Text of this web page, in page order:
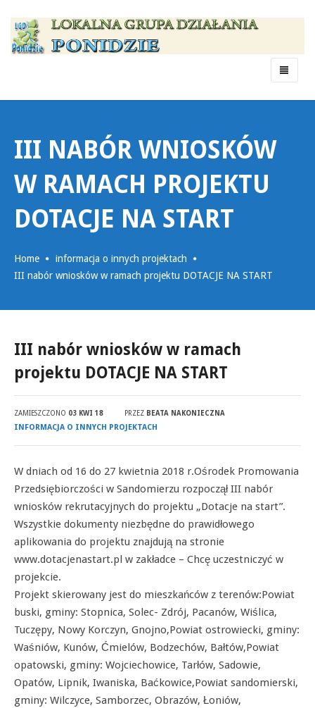
Menu
III NABÓR WNIOSKÓW
W RAMACH PROJEKTU
DOTACJE NA START
Home
informacja o innych projektach
III nabór wniosków w ramach projektu DOTACJE NA START
III nabór wniosków w ramach
projektu DOTACJE NA START
ZAMIESZCZONO 03 KWI 18 PRZEZ BEATA NAKONIECZNA
INFORMACJA O INNYCH PROJEKTACH
W dniach od 16 do 27 kwietnia 2018 r.Ośrodek Promowania
Przedsiębiorczości w Sandomierzu rozpoczął III nabór
wniosków rekrutacyjnych do projektu „Dotacje na start”.
Wszystkie dokumenty niezbędne do prawidłowego
aplikowania do projektu znajdują na stronie
www.dotacjenastart.pl w zakładce – Chcę uczestniczyć w
projekcie.
Projekt skierowany jest do mieszkańców z terenów:Powiat
buski, gminy: Stopnica, Solec- Zdrój, Pacanów, Wiślica,
Tuczępy, Nowy Korczyn, Gnojno,Powiat ostrowiecki, gminy:
Waśniów, Kunów, Ćmielów, Bodzechów, Bałtów,Powiat
opatowski, gminy: Wojciechowice, Tarłów, Sadowie,
Opatów, Lipnik, Iwaniska, Baćkowice,Powiat sandomierski,
gminy: Wilczyce, Samborzec, Obrazów, Łoniów,